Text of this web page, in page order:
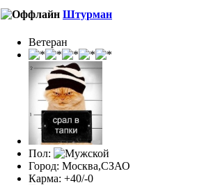
Штурман
Ветеран
Пол:
Город: Москва,СЗАО
Карма: +40/-0